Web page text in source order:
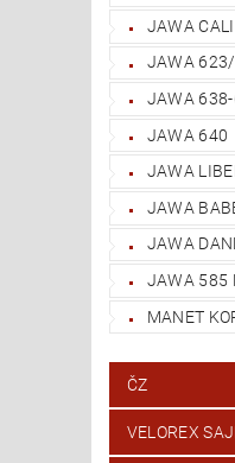
JAWA
JAWA
JAWA
JAWA 640
JAWA
JAWA
JAWA
JAWA 585
MANET
ČZ
VELOREX